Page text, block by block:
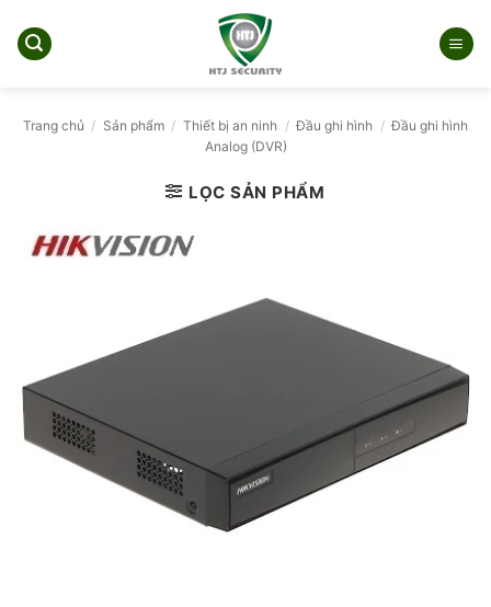
qua
Trang chủ / Sản phẩm / Thiết bị an ninh / Đầu ghi hình / Đầu ghi hình
Analog (DVR)
LỌC SẢN PHẨM